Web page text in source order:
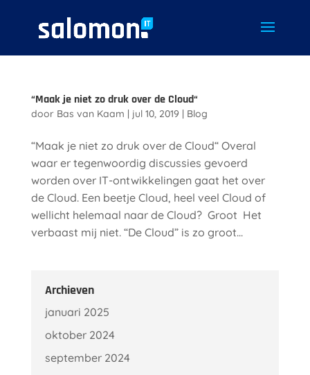
“Maak je niet zo druk over de Cloud“
door Bas van Kaam | jul 10, 2019 | Blog
“Maak je niet zo druk over de Cloud“ Overal
waar er tegenwoordig discussies gevoerd
worden over IT-ontwikkelingen gaat het over
de Cloud. Een beetje Cloud, heel veel Cloud of
wellicht helemaal naar de Cloud? Groot Het
verbaast mij niet. “De Cloud” is zo groot...
Archieven
januari 2025
oktober 2024
september 2024